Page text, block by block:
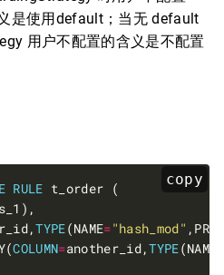
是使用default；当无 default
用户不配置的含义是不配置
copy
RULE
TYPE(NAME="hash_mod"
COLUMN=another_id,TYPE(NAME